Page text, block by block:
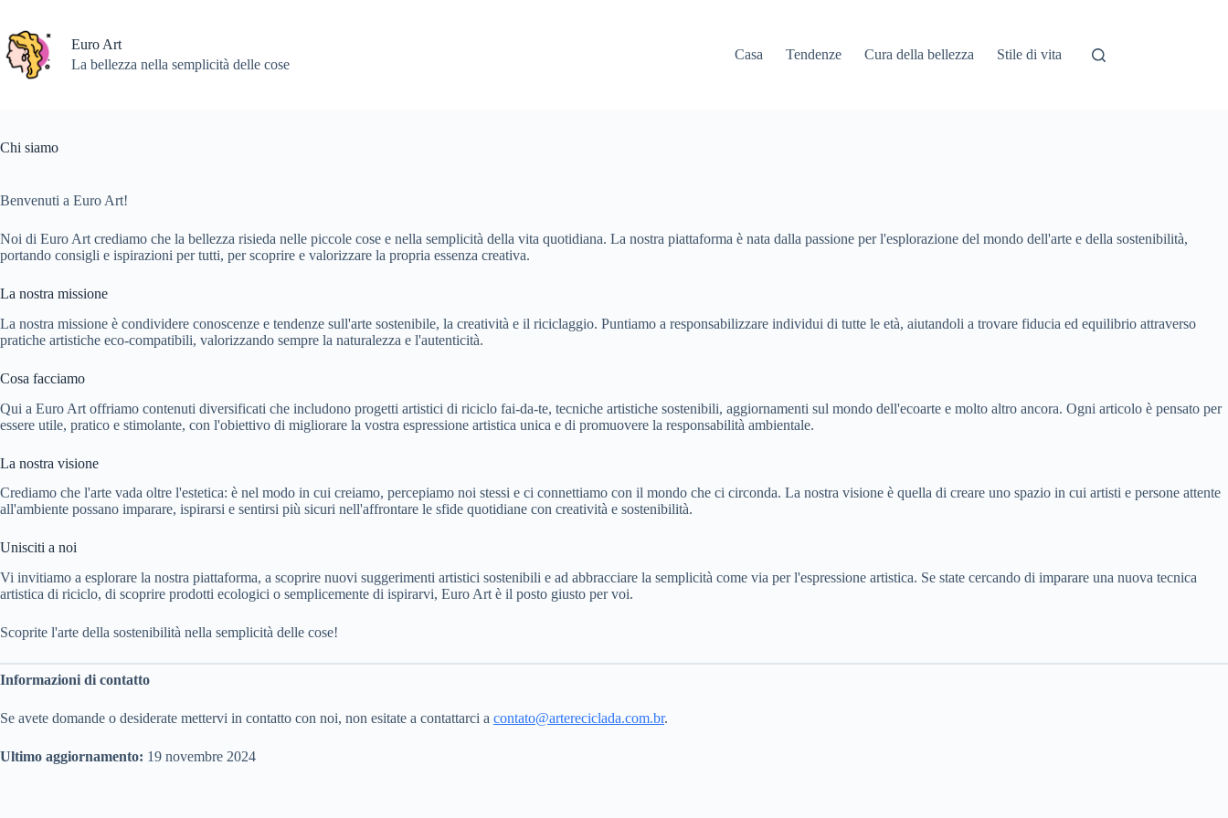
contenuto
Euro Art
La bellezza nella semplicità delle cose
Casa Tendenze Cura della bellezza Stile di vita
Chi siamo
Benvenuti a Euro Art!
Noi di Euro Art crediamo che la bellezza risieda nelle piccole cose e nella semplicità della vita quotidiana. La nostra piattaforma è nata dalla passione per l'esplorazione del mondo dell'arte e della sostenibilità,
portando consigli e ispirazioni per tutti, per scoprire e valorizzare la propria essenza creativa.
La nostra missione
La nostra missione è condividere conoscenze e tendenze sull'arte sostenibile, la creatività e il riciclaggio. Puntiamo a responsabilizzare individui di tutte le età, aiutandoli a trovare fiducia ed equilibrio attraverso
pratiche artistiche eco-compatibili, valorizzando sempre la naturalezza e l'autenticità.
Cosa facciamo
Qui a Euro Art offriamo contenuti diversificati che includono progetti artistici di riciclo fai-da-te, tecniche artistiche sostenibili, aggiornamenti sul mondo dell'ecoarte e molto altro ancora. Ogni articolo è pensato per
essere utile, pratico e stimolante, con l'obiettivo di migliorare la vostra espressione artistica unica e di promuovere la responsabilità ambientale.
La nostra visione
Crediamo che l'arte vada oltre l'estetica: è nel modo in cui creiamo, percepiamo noi stessi e ci connettiamo con il mondo che ci circonda. La nostra visione è quella di creare uno spazio in cui artisti e persone attente
all'ambiente possano imparare, ispirarsi e sentirsi più sicuri nell'affrontare le sfide quotidiane con creatività e sostenibilità.
Unisciti a noi
Vi invitiamo a esplorare la nostra piattaforma, a scoprire nuovi suggerimenti artistici sostenibili e ad abbracciare la semplicità come via per l'espressione artistica. Se state cercando di imparare una nuova tecnica
artistica di riciclo, di scoprire prodotti ecologici o semplicemente di ispirarvi, Euro Art è il posto giusto per voi.
Scoprite l'arte della sostenibilità nella semplicità delle cose!
Informazioni di contatto
Se avete domande o desiderate mettervi in contatto con noi, non esitate a contattarci a contato@artereciclada.com.br.
Ultimo aggiornamento: 19 novembre 2024